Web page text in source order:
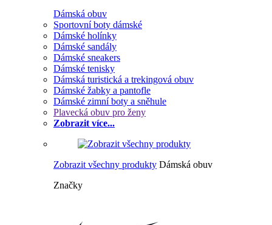
Dámská obuv
Sportovní boty dámské
Dámské holínky
Dámské sandály
Dámské sneakers
Dámské tenisky
Dámská turistická a trekingová obuv
Dámské žabky a pantofle
Dámské zimní boty a sněhule
Plavecká obuv pro ženy
Zobrazit více...
Zobrazit všechny produkty Dámská obuv
Značky